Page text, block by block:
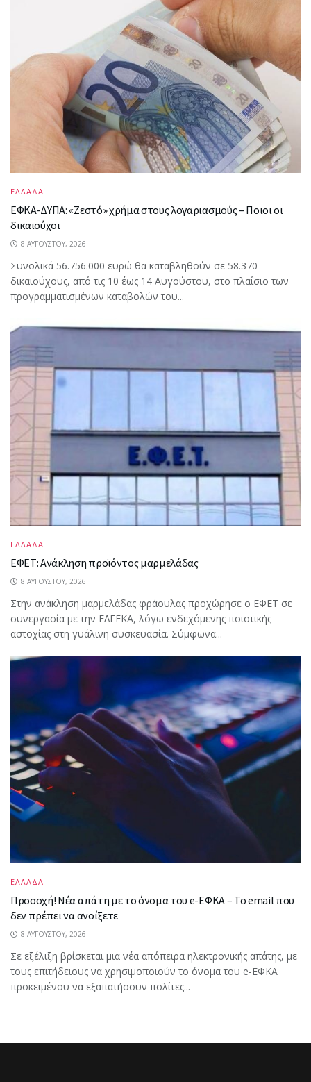
ΕΛΛΑΔΑ
ΕΦΚΑ-ΔΥΠΑ: «Ζεστό» χρήμα στους λογαριασμούς – Ποιοι οι
δικαιούχοι
8 ΑΥΓΟΎΣΤΟΥ, 2026
Συνολικά 56.756.000 ευρώ θα καταβληθούν σε 58.370
δικαιούχους, από τις 10 έως 14 Αυγούστου, στο πλαίσιο των
προγραμματισμένων καταβολών του...
ΕΛΛΑΔΑ
ΕΦΕΤ: Ανάκληση προϊόντος μαρμελάδας
8 ΑΥΓΟΎΣΤΟΥ, 2026
Στην ανάκληση μαρμελάδας φράουλας προχώρησε ο ΕΦΕΤ σε
συνεργασία με την ΕΛΓΕΚΑ, λόγω ενδεχόμενης ποιοτικής
αστοχίας στη γυάλινη συσκευασία. Σύμφωνα...
ΕΛΛΑΔΑ
Προσοχή! Νέα απάτη με το όνομα του e-ΕΦΚΑ – Το email που
δεν πρέπει να ανοίξετε
8 ΑΥΓΟΎΣΤΟΥ, 2026
Σε εξέλιξη βρίσκεται μια νέα απόπειρα ηλεκτρονικής απάτης, με
τους επιτήδειους να χρησιμοποιούν το όνομα του e-ΕΦΚΑ
προκειμένου να εξαπατήσουν πολίτες...